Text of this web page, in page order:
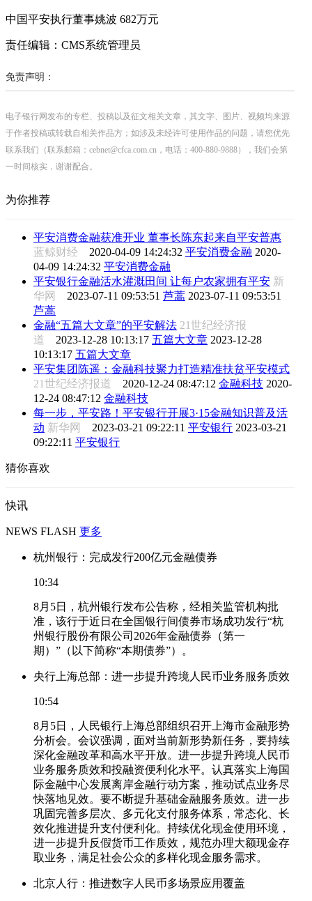
中国平安执行董事姚波 682万元
责任编辑：CMS系统管理员
免责声明：
电子银行网发布的专栏、投稿以及征文相关文章，其文字、图片、视频均来源
于作者投稿或转载自相关作品方；如涉及未经许可使用作品的问题，请您优先
联系我们（联系邮箱：cebnet@cfca.com.cn，电话：400-880-9888），我们会第
一时间核实，谢谢配合。
为你推荐
平安消费金融获准开业 董事长陈东起来自平安普惠
蓝鲸财经 2020-04-09 14:24:32 平安消费金融 2020-
04-09 14:24:32 平安消费金融
平安银行金融活水灌溉田间 让每户农家拥有平安 新
华网 2023-07-11 09:53:51 芦蒿 2023-07-11 09:53:51
芦蒿
金融“五篇大文章”的平安解法 21世纪经济报
道 2023-12-28 10:13:17 五篇大文章 2023-12-28
10:13:17 五篇大文章
平安集团陈遥：金融科技聚力打造精准扶贫平安模式
21世纪经济报道 2020-12-24 08:47:12 金融科技 2020-
12-24 08:47:12 金融科技
每一步，平安路！平安银行开展3·15金融知识普及活
动 新华网 2023-03-21 09:22:11 平安银行 2023-03-21
09:22:11 平安银行
猜你喜欢
快讯
NEWS FLASH 更多
杭州银行：完成发行200亿元金融债券
10:34
8月5日，杭州银行发布公告称，经相关监管机构批
准，该行于近日在全国银行间债券市场成功发行“杭
州银行股份有限公司2026年金融债券（第一
期）”（以下简称“本期债券”）。
央行上海总部：进一步提升跨境人民币业务服务质效
10:54
8月5日，人民银行上海总部组织召开上海市金融形势
分析会。会议强调，面对当前新形势新任务，要持续
深化金融改革和高水平开放。进一步提升跨境人民币
业务服务质效和投融资便利化水平。认真落实上海国
际金融中心发展离岸金融行动方案，推动试点业务尽
快落地见效。要不断提升基础金融服务质效。进一步
巩固完善多层次、多元化支付服务体系，常态化、长
效化推进提升支付便利化。持续优化现金使用环境，
进一步提升反假货币工作质效，规范办理大额现金存
取业务，满足社会公众的多样化现金服务需求。
北京人行：推进数字人民币多场景应用覆盖